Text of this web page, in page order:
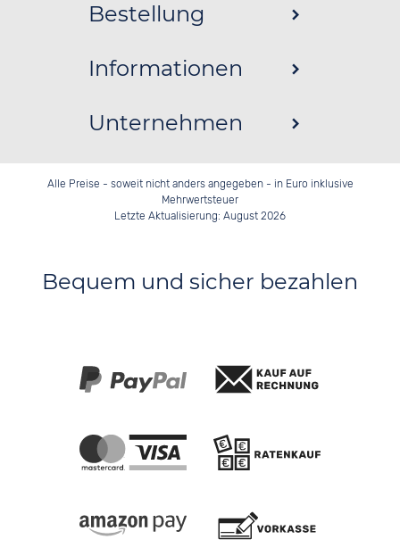
Bestellung
Informationen
Unternehmen
Alle Preise - soweit nicht anders angegeben - in Euro inklusive
Mehrwertsteuer
Letzte Aktualisierung: August 2026
Bequem und sicher bezahlen